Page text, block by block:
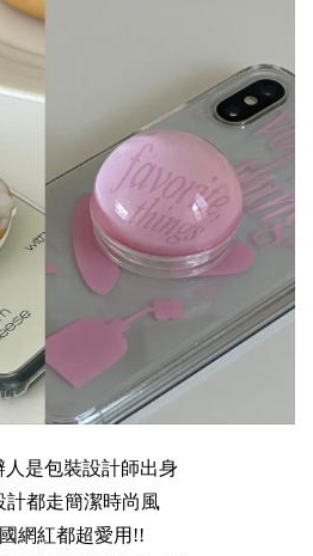
人是包裝設計師出身
計都走簡潔時尚風
網紅都超愛用!!